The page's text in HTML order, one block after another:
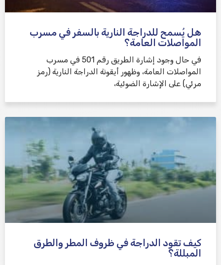
هل يُسمح للدراجة النارية بالسفر في مسرب
المواصلات العامة؟
في حال وجود إشارة الطريق رقم 501 في مسرب
المواصلات العامة، وظهور أيقونة الدراجة النارية (رمز
مرئي) على الإشارة الضوئية،
كيف تقود الدراجة في ظروف المطر والطرق
المبللة؟